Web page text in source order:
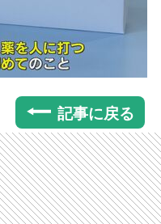
記事に戻る